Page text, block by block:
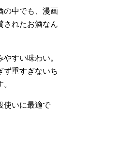
の中でも、漫画
されたお酒なん
すい味わい。
ず重すぎないち
使いに最適で